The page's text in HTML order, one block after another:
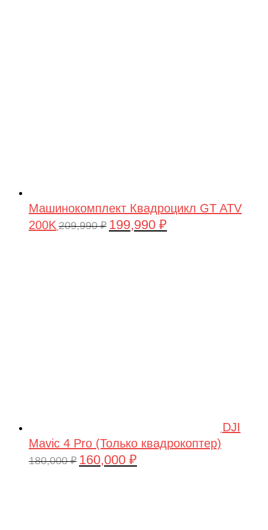
Машинокомплект Квадроцикл GT ATV
200K 209,990₽ Первоначальная
199,990 ₽
DJI
Mavic 4 Pro (Только квадрокоптер)
180,000₽ Первоначальная
160,000 ₽